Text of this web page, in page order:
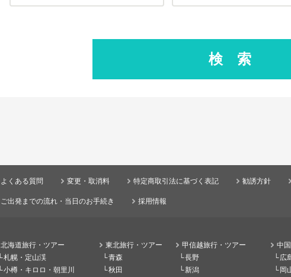
検索
よくある質問 変更・取消料 特定商取引法に基づく表記 勧誘方針
ご出発までの流れ・当日のお手続き 採用情報
北海道旅行・ツアー
札幌・定山渓
小樽・キロロ・朝里川
東北旅行・ツアー
青森
秋田
甲信越旅行・ツアー
長野
新潟
中
広
岡